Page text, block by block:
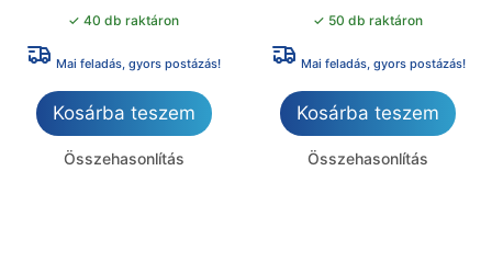
✓ 40 db raktáron
Mai feladás, gyors postázás!
Kosárba teszem
Összehasonlítás
✓ 50 db raktáron
Mai feladás, gyors postázás!
Kosárba teszem
Összehasonlítás